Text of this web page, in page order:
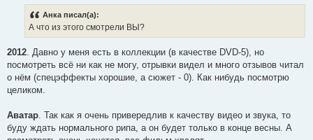
е
Анка писал(а):
А что из этого смотрели ВЫ?
2012. Давно у меня есть в коллекции (в качестве DVD-5), но
посмотреть всё ни как не могу, отрывки видел и много отзывов читал
о нём (спецэффекты хорошие, а сюжет - 0). Как нибудь посмотрю
целиком.
Аватар. Так как я очень привередлив к качеству видео и звука, то
буду ждать нормального рипа, а он будет только в конце весны. А